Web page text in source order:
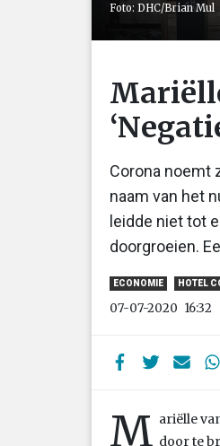
Foto: DHC/Brian Mul
Corona noemt
naam van het
leidde niet tot
doorgroeien.
ECONOMIE HOTEL
07-07-2020 16:32
M ariëlle
door te